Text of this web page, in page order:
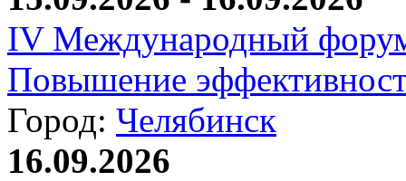
IV Международный
Повышение
Город: Челябинск
16.09.2026